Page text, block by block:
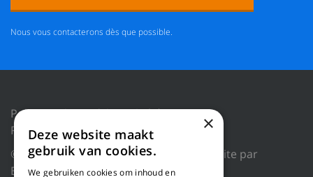
Nous vous contacterons dès que possible.
Politique de confidentialité
Réinitialiser les cookies
© 2018 WILLEMS BALING EQUIPMENT |
Site par
Blue Dragon Digital Technology.
×
Deze website maakt
gebruik van cookies.
We gebruiken cookies om inhoud en